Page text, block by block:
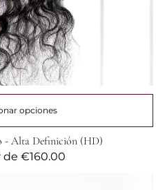
opciones
- Alta Definición (HD)
de €160.00